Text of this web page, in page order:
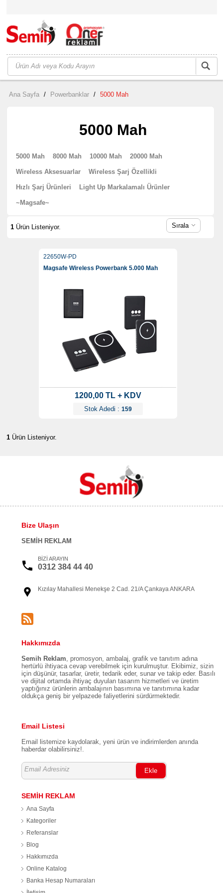
Ana Sayfa / Powerbanklar / 5000 Mah
5000 Mah
5000 Mah 8000 Mah 10000 Mah 20000 Mah
Wireless Aksesuarlar Wireless Şarj Özellikli
Hızlı Şarj Ürünleri Light Up Markalamalı Ürünler
~Magsafe~
1Ürün Listeniyor. Sırala
22650W-PD
Magsafe Wireless Powerbank 5.000 Mah
1200,00 TL + KDV
Stok Adedi : 159
1Ürün Listeniyor.
Bize Ulaşın
SEMİH REKLAM
BİZİ ARAYIN
0312 384 44 40
Kızılay Mahallesi Menekşe 2 Cad. 21/A Çankaya ANKARA
Hakkımızda
Semih Reklam , promosyon, ambalaj, grafik ve tanıtım adına
hertürlü ihtiyaca cevap verebilmek için kurulmuştur. Ekibimiz, sizin
için düşünür, tasarlar, üretir, tedarik eder, sunar ve takip eder. Basılı
ve dijital ortamda ihtiyaç duyulan tasarım hizmetleri ve üretim
yaptığınız ürünlerin ambalajının basımına ve tanıtımına kadar
oldukça geniş bir yelpazede faliyetlerini sürdürmektedir.
Email Listesi
Email listemize kaydolarak, yeni ürün ve indirimlerden anında
haberdar olabilirsiniz!.
Ekle
SEMİH REKLAM
Ana Sayfa
Kategoriler
Referanslar
Blog
Hakkımızda
Online Katalog
Banka Hesap Numaraları